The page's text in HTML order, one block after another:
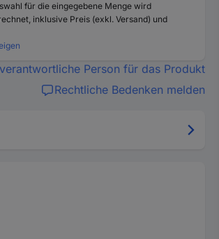
für die eingegebene Menge wird
inklusive Preis (exkl. Versand) und
Person für das Produkt
Rechtliche Bedenken melden